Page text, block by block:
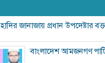
হাদির জানাজায় প্রধান উপদেষ্টার
বাংলাদেশ আমজনগণ